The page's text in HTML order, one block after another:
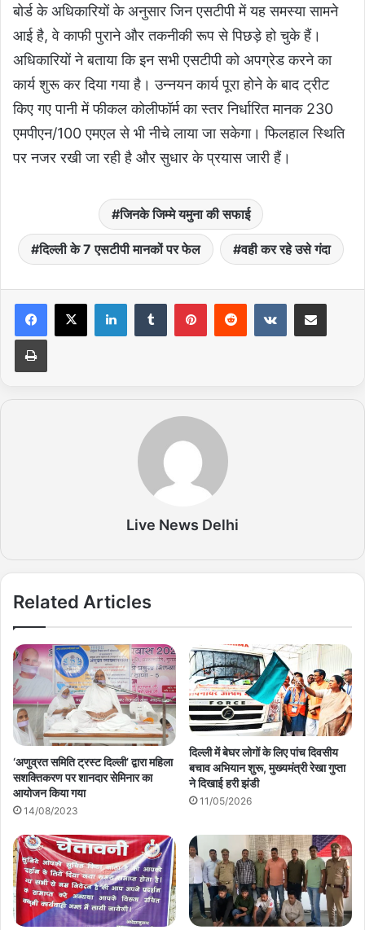
बोर्ड के अधिकारियों के अनुसार जिन एसटीपी में यह समस्या सामने
आई है, वे काफी पुराने और तकनीकी रूप से पिछड़े हो चुके हैं।
अधिकारियों ने बताया कि इन सभी एसटीपी को अपग्रेड करने का
कार्य शुरू कर दिया गया है। उन्नयन कार्य पूरा होने के बाद ट्रीट
किए गए पानी में फीकल कोलीफॉर्म का स्तर निर्धारित मानक 230
एमपीएन/100 एमएल से भी नीचे लाया जा सकेगा। फिलहाल स्थिति
पर नजर रखी जा रही है और सुधार के प्रयास जारी हैं।
जिनके जिम्मे यमुना की सफाई
दिल्ली के 7 एसटीपी मानकों पर फेल वही कर रहे उसे गंदा
Live News Delhi
Related Articles
‘अणुव्रत समिति ट्रस्ट दिल्ली’ द्वारा महिला
सशक्तिकरण पर शानदार सेमिनार का
आयोजन किया गया
14/08/2023
दिल्ली में बेघर लोगों के लिए पांच दिवसीय
बचाव अभियान शुरू, मुख्यमंत्री रेखा गुप्ता
ने दिखाई हरी झंडी
11/05/2026